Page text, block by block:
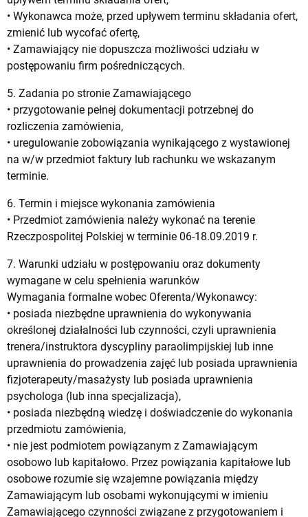
• Wykonawca może, przed upływem terminu składania ofert,
zmienić lub wycofać ofertę,
• Zamawiający nie dopuszcza możliwości udziału w
postępowaniu firm pośredniczących.
5. Zadania po stronie Zamawiającego
• przygotowanie pełnej dokumentacji potrzebnej do
rozliczenia zamówienia,
• uregulowanie zobowiązania wynikającego z wystawionej
na w/w przedmiot faktury lub rachunku we wskazanym
terminie.
6. Termin i miejsce wykonania zamówienia
• Przedmiot zamówienia należy wykonać na terenie
Rzeczpospolitej Polskiej w terminie 06-18.09.2019 r.
7. Warunki udziału w postępowaniu oraz dokumenty
wymagane w celu spełnienia warunków
Wymagania formalne wobec Oferenta/Wykonawcy:
• posiada niezbędne uprawnienia do wykonywania
określonej działalności lub czynności, czyli uprawnienia
trenera/instruktora dyscypliny paraolimpijskiej lub inne
uprawnienia do prowadzenia zajęć lub posiada uprawnienia
fizjoterapeuty/masażysty lub posiada uprawnienia
psychologa (lub inna specjalizacja),
• posiada niezbędną wiedzę i doświadczenie do wykonania
przedmiotu zamówienia,
• nie jest podmiotem powiązanym z Zamawiającym
osobowo lub kapitałowo. Przez powiązania kapitałowe lub
osobowe rozumie się wzajemne powiązania między
Zamawiającym lub osobami wykonującymi w imieniu
Zamawiającego czynności związane z przygotowaniem i